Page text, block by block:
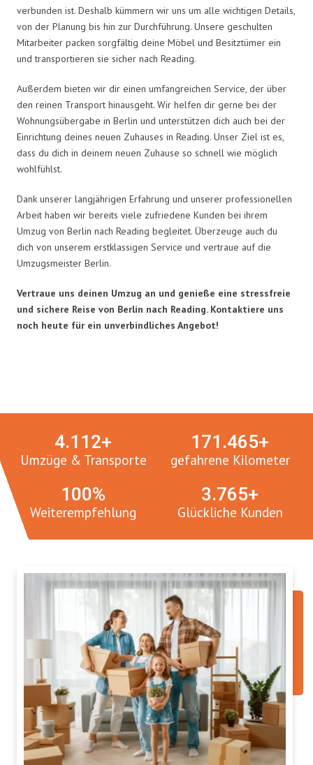
verbunden ist. Deshalb kümmern wir uns um alle wichtigen Details,
von der Planung bis hin zur Durchführung. Unsere geschulten
Mitarbeiter packen sorgfältig deine Möbel und Besitztümer ein
und transportieren sie sicher nach Reading.
Außerdem bieten wir dir einen umfangreichen Service, der über
den reinen Transport hinausgeht. Wir helfen dir gerne bei der
Wohnungsübergabe in Berlin und unterstützen dich auch bei der
Einrichtung deines neuen Zuhauses in Reading. Unser Ziel ist es,
dass du dich in deinem neuen Zuhause so schnell wie möglich
wohlfühlst.
Dank unserer langjährigen Erfahrung und unserer professionellen
Arbeit haben wir bereits viele zufriedene Kunden bei ihrem
Umzug von Berlin nach Reading begleitet. Überzeuge auch du
dich von unserem erstklassigen Service und vertraue auf die
Umzugsmeister Berlin.
Vertraue uns deinen Umzug an und genieße eine stressfreie
und sichere Reise von Berlin nach Reading. Kontaktiere uns
noch heute für ein unverbindliches Angebot!
Umzüge & Transporte
4.112+
gefahrene Kilometer
171.465+
Weiterempfehlung
100%
Glückliche Kunden
3.765+